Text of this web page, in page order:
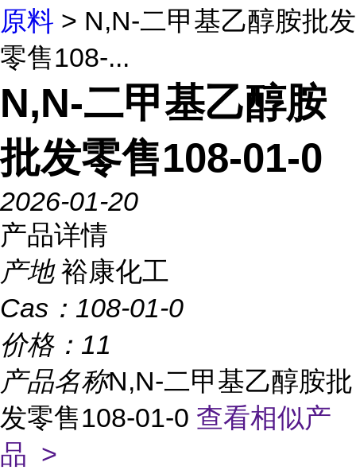
原料 > N,N-二甲基乙醇胺批发
零售108-...
N,N-二甲基乙醇胺
批发零售108-01-0
2026-01-20
产品详情
产地 裕康化工
Cas： 108-01-0
价格： 11
产品名称N,N-二甲基乙醇胺批
发零售108-01-0 查看相似产
品 >